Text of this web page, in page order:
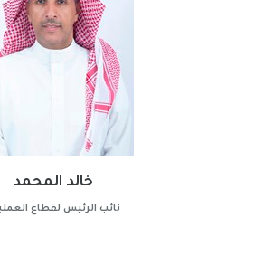
خالد المحمد
نائب الرئيس لقطاع